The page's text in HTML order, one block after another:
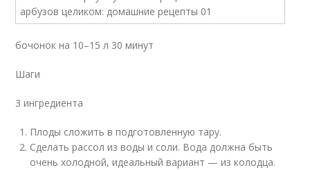
бочонок на 10–15 л 30 минут
Шаги
3 ингредиента
Плоды сложить в подготовленную тару.
Сделать рассол из воды и соли. Вода должна быть
очень холодной, идеальный вариант — из колодца.